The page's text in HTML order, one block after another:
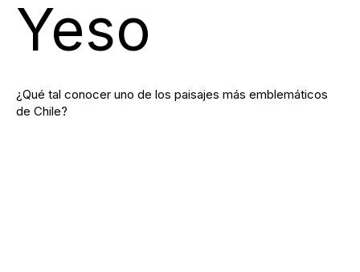
Yeso
¿Qué tal conocer uno de los paisajes más emblemáticos
de Chile?